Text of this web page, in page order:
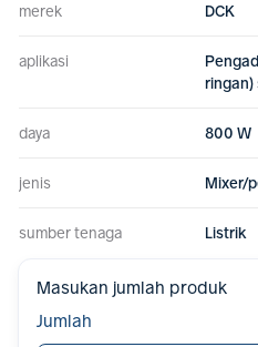
merek DCK
aplikasi
ringan)
daya 800 W
jenis Mixer/
sumber tenaga Listrik
Masukan jumlah produk
Jumlah